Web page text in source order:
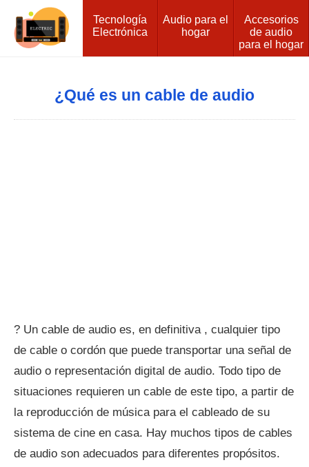
Tecnología
Electrónica
Audio para el
hogar
Accesorios
de audio
para el hogar
¿Qué es un cable de audio
? Un cable de audio es, en definitiva , cualquier tipo
de cable o cordón que puede transportar una señal de
audio o representación digital de audio. Todo tipo de
situaciones requieren un cable de este tipo, a partir de
la reproducción de música para el cableado de su
sistema de cine en casa. Hay muchos tipos de cables
de audio son adecuados para diferentes propósitos.